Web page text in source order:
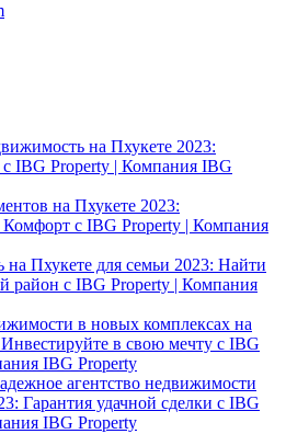
на Пхукете 2023:
IBG Property | Компания IBG
на Пхукете 2023:
с IBG Property | Компания
Пхукете для семьи 2023: Найти
район с IBG Property | Компания
в новых комплексах на
в свою мечту с IBG
IBG Property
агентство недвижимости
Гарантия удачной сделки с IBG
IBG Property